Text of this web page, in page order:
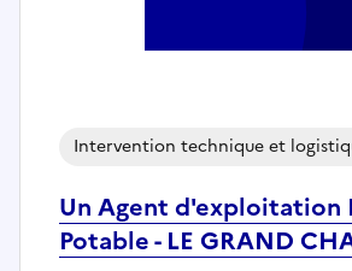
Un Agent d'exploitation
Potable - LE GRAND
Intervention technique et